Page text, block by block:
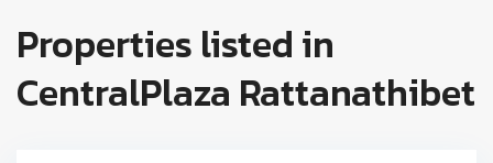
Properties listed in
CentralPlaza Rattanathibet